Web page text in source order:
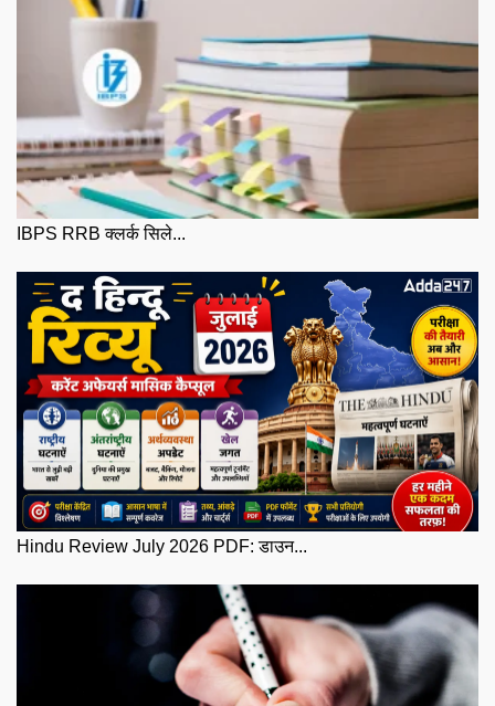
IBPS RRB क्लर्क सिले...
Hindu Review July 2026 PDF: डाउन...